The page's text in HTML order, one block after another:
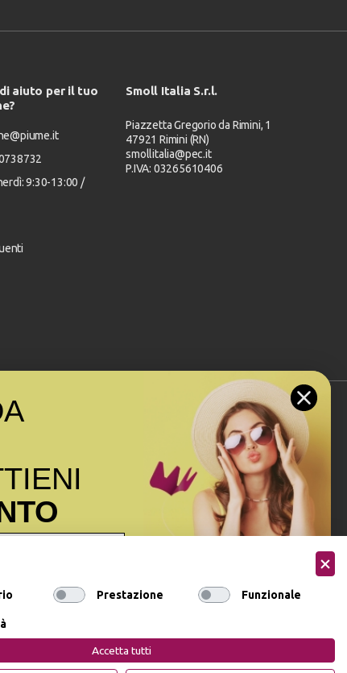
aiuto per il tuo
9:30-13:00 /
Smoll Italia S.r.l.
Piazzetta Gregorio da Rimini, 1
47921 Rimini (RN)
smollitalia@pec.it
P.IVA: 03265610406
Seguici sui social
Privacy Policy Cookie Policy
Prestazione Funzionale
Accetta tutti
sulla privacy
ai sensi
a ricevere email
il consenso